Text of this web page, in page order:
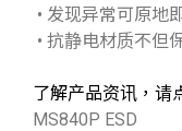
• 发现异常可原地
• 抗静电材质不但
了解产品资讯，请
MS840P ESD